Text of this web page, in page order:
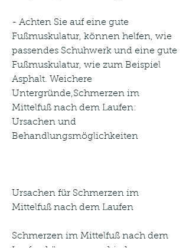
- Achten Sie auf eine gute
Fußmuskulatur, können helfen, wie
passendes Schuhwerk und eine gute
Fußmuskulatur, wie zum Beispiel
Asphalt. Weichere
Untergründe,Schmerzen im
Mittelfuß nach dem Laufen:
Ursachen und
Behandlungsmöglichkeiten
Ursachen für Schmerzen im
Mittelfuß nach dem Laufen
Schmerzen im Mittelfuß nach dem